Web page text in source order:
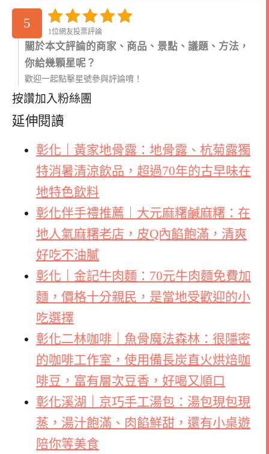
5
1位網友投票評論
關於本文評論的商家、商品、景點、議題、方法，
你給幾顆星呢？
歡迎一起點擊星號參與評論唷！
按讚加入粉絲團
延伸閱讀
彰化｜黃家地骨露：地骨露、杭菊露獨
特消暑清涼飲品，超過70年的古早味在
地特色飲料
彰化伴手禮推薦｜大元麻糬鹹麻糬：在
地人氣麻糬老店，皮Q內餡飽滿，清爽
好吃不油膩
彰化｜金記牛肉麵：70元牛肉麵免費加
麵，價格十分親民，是當地受歡迎的小
吃選擇
彰化二林咖啡｜魚骨魔法森林：很隱密
的咖啡工作室，使用備長炭直火烘焙咖
啡豆，富有層次豆香，好喝又順口
彰化溪湖｜京巧手工湯包：湯包現包現
蒸，湯汁飽滿、肉餡鮮甜，還有小桌遊
陪你等美食